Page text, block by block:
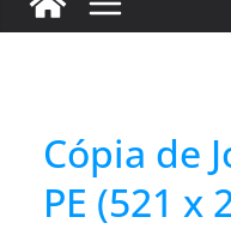
Cópia de
PE (521 x